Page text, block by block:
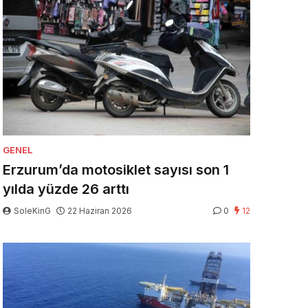
GENEL
Erzurum’da motosiklet sayısı son 1
yılda yüzde 26 arttı
SoleKinG 22 Haziran 2026 0 12